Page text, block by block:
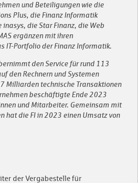
und Beteiligungen wie die
Plus, die Finanz Informatik
inasys, die Star Finanz, die Web
ergänzen mit ihren
IT-Portfolio der Finanz Informatik.
den Service für rund 113
den Rechnern und Systemen
Milliarden technische Transaktionen
beschäftigte Ende 2023
und Mitarbeiter. Gemeinsam mit
hat die FI in 2023 einen Umsatz von
der Vergabestelle für